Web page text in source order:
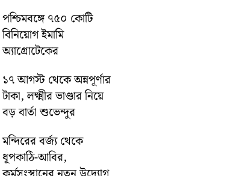
পশ্চিমবঙ্গে ৭৫০ কোটি
বিনিয়োগ ইমামি
অ্যাগ্রোটেকের
১৭ আগস্ট থেকে অন্নপূর্ণার
টাকা, লক্ষ্মীর ভাণ্ডার নিয়ে
বড় বার্তা শুভেন্দুর
মন্দিরের বর্জ্য থেকে
ধূপকাঠি-আবির,